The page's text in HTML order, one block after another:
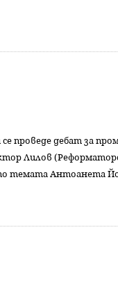
проведе дебат за
Лилов
темата Антоанета